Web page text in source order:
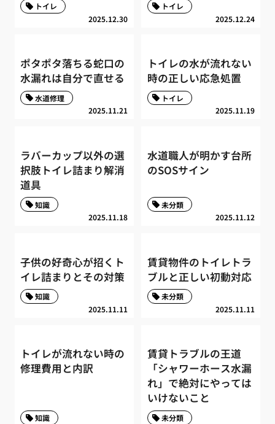
2025.12.30
トイレ
2025.12.24
トイレ
ポタポタ落ちる蛇口の
水漏れは自分で直せる
2025.11.21
水道修理
トイレの水が流れない
時の正しい応急処置
2025.11.19
トイレ
ラバーカップ以外の選
択肢トイレ詰まり解消
道具
2025.11.18
知識
水道職人が明かす台所
のSOSサイン
2025.11.12
未分類
子供の好奇心が招くト
イレ詰まりとその対策
2025.11.11
知識
賃貸物件のトイレトラ
ブルと正しい初動対応
2025.11.11
未分類
トイレが流れない時の
修理費用と内訳
知識
賃貸トラブルの王道
「シャワーホース水漏
れ」で絶対にやっては
いけないこと
未分類